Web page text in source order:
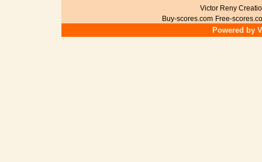
Victor Reny
Buy-scores.com Free-
Powered by